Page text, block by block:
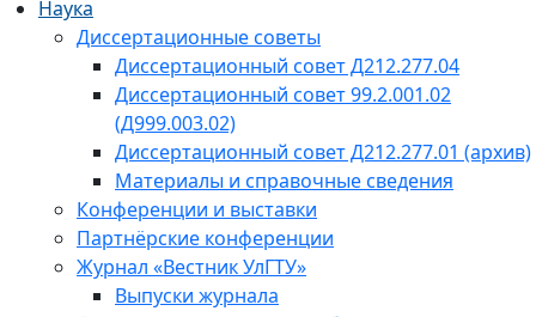
Наука
Диссертационные советы
Диссертационный совет Д212.277.04
Диссертационный совет 99.2.001.02
(Д999.003.02)
Диссертационный совет Д212.277.01 (архив)
Материалы и справочные сведения
Конференции и выставки
Партнёрские конференции
Журнал «Вестник УлГТУ»
Выпуски журнала